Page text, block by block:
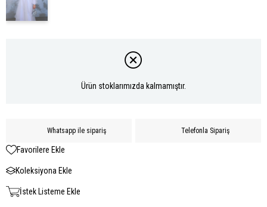
Ürün stoklarımızda kalmamıştır.
Whatsapp ile sipariş Telefonla Sipariş
Favorilere Ekle
Koleksiyona Ekle
İstek Listeme Ekle